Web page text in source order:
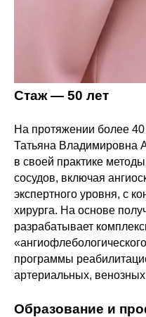
Стаж — 50 лет
На протяжении более 40
Татьяна Владимировна
в своей практике
сосудов, включая
экспертного уровня, с
хирурга. На основе
разрабатывает
программы
артериальных,
Образование и